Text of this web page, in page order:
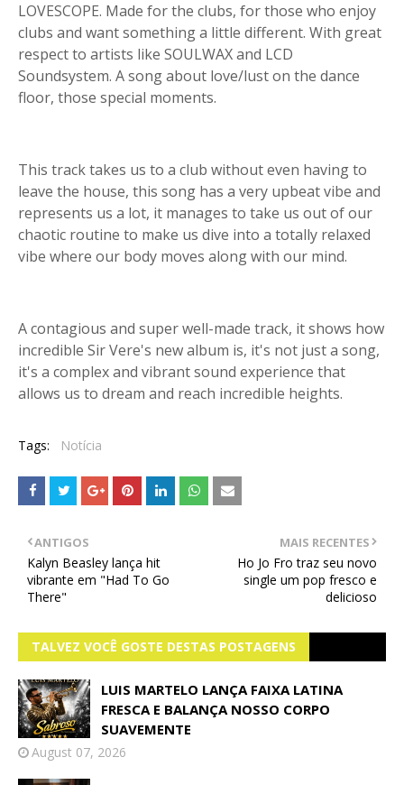
LOVESCOPE. Made for the clubs, for those who enjoy
clubs and want something a little different. With great
respect to artists like SOULWAX and LCD
Soundsystem. A song about love/lust on the dance
floor, those special moments.
This track takes us to a club without even having to
leave the house, this song has a very upbeat vibe and
represents us a lot, it manages to take us out of our
chaotic routine to make us dive into a totally relaxed
vibe where our body moves along with our mind.
A contagious and super well-made track, it shows how
incredible Sir Vere's new album is, it's not just a song,
it's a complex and vibrant sound experience that
allows us to dream and reach incredible heights.
Tags: Notícia
MAIS RECENTES
Ho Jo Fro traz seu novo
single um pop fresco e
delicioso
ANTIGOS
Kalyn Beasley lança hit
vibrante em "Had To Go
There"
TALVEZ VOCÊ GOSTE DESTAS POSTAGENS
LUIS MARTELO LANÇA FAIXA LATINA
FRESCA E BALANÇA NOSSO CORPO
SUAVEMENTE
August 07, 2026